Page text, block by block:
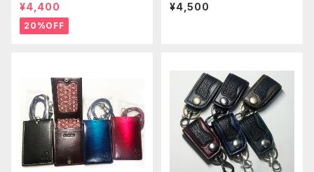
¥4,400
20%OFF
¥4,500